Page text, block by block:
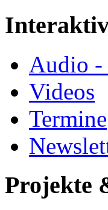
Audio -
Videos
Termine
Projekte